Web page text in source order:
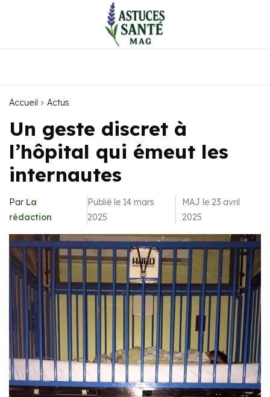
Accueil Actus
Un geste discret à
l’hôpital qui émeut les
internautes
Par La
rédaction
Publié le 14 mars
2025
MAJ le 23 avril
2025